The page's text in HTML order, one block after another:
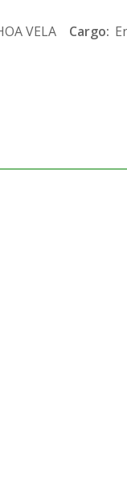
VELA Cargo: